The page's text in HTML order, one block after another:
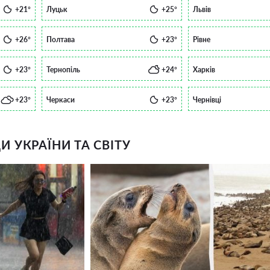
+21° Луцьк +25° Львів
+26° Полтава +23° Рівне
+23° Тернопіль +24° Харків
+23° Черкаси +23° Чернівці
ТА СВІТУ